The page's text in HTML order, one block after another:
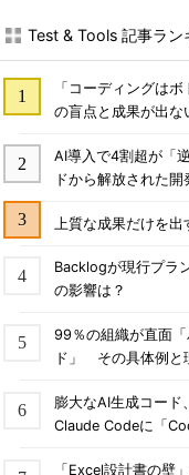
Test & Tools 記事ラン
「コーディングは
の盲点と成果が出な
AI導入で4割超が「
ドから解放された
上質な成果だけを
Backlogが現行プラ
の影響は？
99％の組織が直面
ド」 その具体例と
膨大なAI生成コー
Claude Codeに「
「Excel設計書の壁